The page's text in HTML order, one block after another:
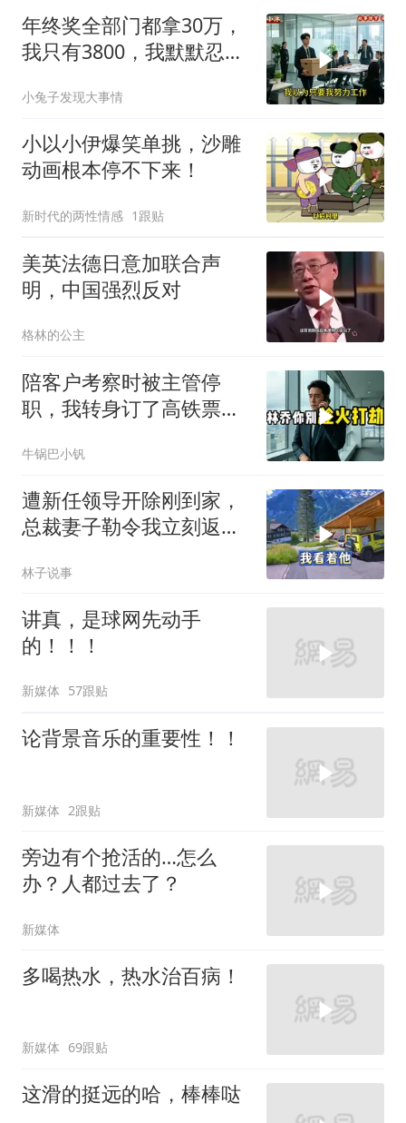
年终奖全部门都拿30万，
我只有3800，我默默忍
职
小兔子发现大事情
小以小伊爆笑单挑，沙雕
动画根本停不下来！
新时代的两性情感 1跟贴
美英法德日意加联合声
明，中国强烈反对
格林的公主
陪客户考察时被主管停
职，我转身订了高铁票。
亿合同没你根本签不了
牛锅巴小钒
遭新任领导开除刚到家，
总裁妻子勒令我立刻返
林子说事
讲真，是球网先动手
的！！！
新媒体 57跟贴
论背景音乐的重要性！！
新媒体 2跟贴
旁边有个抢活的…怎么
办？人都过去了？
新媒体
多喝热水，热水治百病！
新媒体 69跟贴
这滑的挺远的哈，棒棒哒